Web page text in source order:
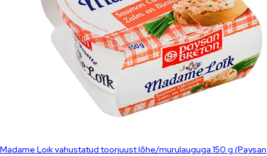
Madame Loik vahustatud toorjuust lõhe/murulauguga 150 g (Paysan